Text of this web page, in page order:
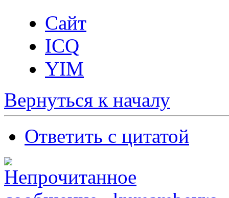
Сайт
ICQ
YIM
Вернуться к началу
Ответить с цитатой